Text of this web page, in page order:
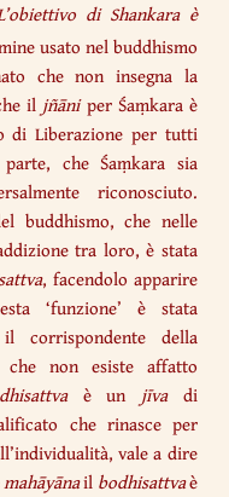
di Shankara è
usato nel buddhismo
che non insegna la
il jñāniper Śaṃkara è
di Liberazione per tutti
che Śaṃkara sia
riconosciuto.
buddhismo, che nelle
tra loro, è stata
, facendolo apparire
‘funzione’ è stata
corrispondente della
che non esiste affatto
è un jīvadi
che rinasce per
vale a dire
mahāyānail bodhisattvaè